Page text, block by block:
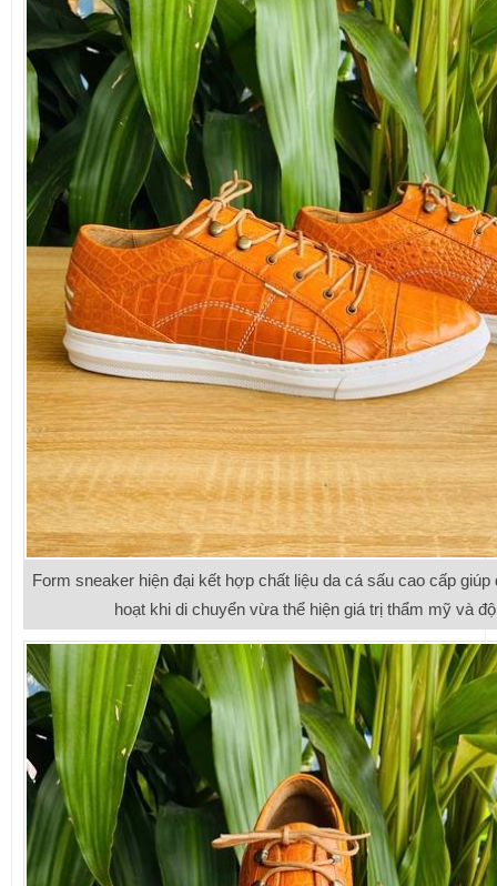
Form sneaker hiện đại kết hợp chất liệu da cá sấu cao cấp
hoạt khi di chuyển vừa thể hiện giá trị thẩm mỹ và